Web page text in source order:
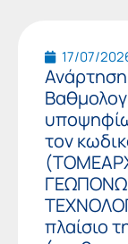
17/07/
τον
πλαίσιο